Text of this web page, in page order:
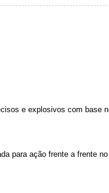
e explosivos com base
para ação frente a frente